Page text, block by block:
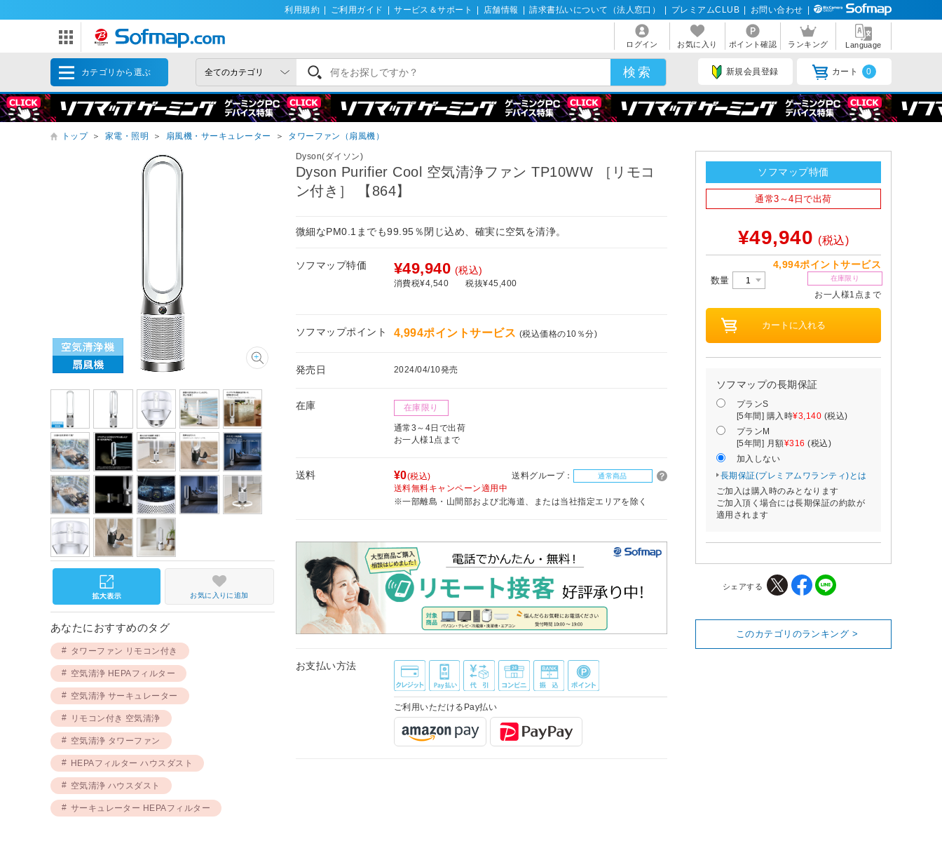
利用規約 ご利用ガイド サービス＆サポート 店舗情報 請求書払いについて（法人窓口） プレミアムCLUB お問い合わせ
ログイン お気に入り ポイント確認 ランキング Language
カテゴリから選ぶ 新規会員登録 カート 0
トップ ＞ 家電・照明 ＞ 扇風機・サーキュレーター ＞ タワーファン（扇風機）
Dyson(ダイソン)
Dyson Purifier Cool 空気清浄ファン TP10WW ［リモコ
ン付き］ 【864】
微細なPM0.1までも99.95％閉じ込め、確実に空気を清浄。
ソフマップ特価 ¥49,940 (税込)
消費税¥4,540 税抜¥45,400
ソフマップポイント 4,994ポイントサービス (税込価格の10％分)
発売日 2024/04/10発売
在庫 在庫限り
通常3～4日で出荷
お一人様1点まで
送料 ¥0(税込) 送料グループ： 通常商品
送料無料キャンペーン適用中
※一部離島・山間部および北海道、または当社指定エリアを除く
お支払い方法
ご利用いただけるPay払い
お気に入りに追加
あなたにおすすめのタグ
タワーファン リモコン付き
空気清浄 HEPAフィルター
空気清浄 サーキュレーター
リモコン付き 空気清浄
空気清浄 タワーファン
HEPAフィルター ハウスダスト
空気清浄 ハウスダスト
サーキュレーター HEPAフィルター
ソフマップ特価
通常3～4日で出荷
¥49,940 (税込)
4,994ポイントサービス
数量 在庫限り
お一人様1点まで
ソフマップの長期保証
プランS
[5年間] 購入時¥3,140 (税込)
プランM
[5年間] 月額¥316 (税込)
加入しない
長期保証(プレミアムワランティ)とは
ご加入は購入時のみとなります
ご加入頂く場合には長期保証の約款が
適用されます
シェアする
このカテゴリのランキング >